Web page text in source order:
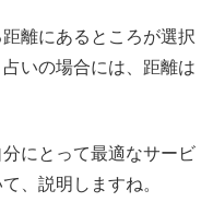
離にあるところが選択
いの場合には、距離は
にとって最適なサービ
、説明しますね。